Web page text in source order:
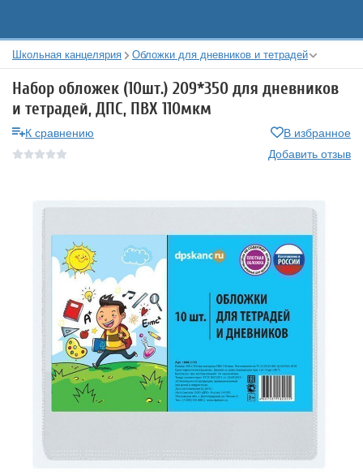
Школьная канцелярия Обложки для дневников и тетрадей
Набор обложек (10шт.) 209*350 для дневников
и тетрадей, ДПС, ПВХ 110мкм
К сравнению
В избранное
Добавить отзыв